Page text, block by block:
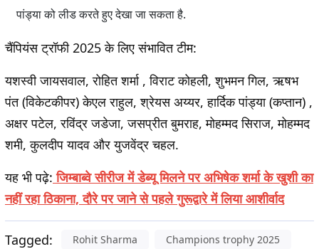
पांड्या को लीड करते हुए देखा जा सकता है.
चैंपियंस ट्रॉफी 2025 के लिए संभावित टीम:
यशस्वी जायसवाल, रोहित शर्मा , विराट कोहली, शुभमन गिल, ऋषभ
पंत (विकेटकीपर) केएल राहुल, श्रेयस अय्यर, हार्दिक पांड्या (कप्तान) ,
अक्षर पटेल, रविंद्र जडेजा, जसप्रीत बुमराह, मोहम्मद सिराज, मोहम्मद
शमी, कुलदीप यादव और युजवेंद्र चहल.
यह भी पढ़े: जिम्बाब्वे सीरीज में डेब्यू मिलने पर अभिषेक शर्मा के खुशी का
नहीं रहा ठिकाना, दौरे पर जाने से पहले गुरूद्वारे में लिया आशीर्वाद
Tagged: Rohit Sharma Champions trophy 2025